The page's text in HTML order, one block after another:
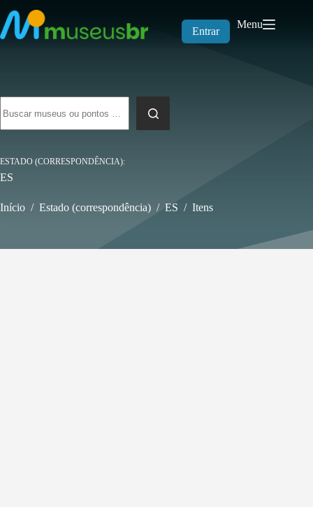
para
o
conteúdo
Entrar
Menu
resultados
ESTADO (CORRESPONDÊNCIA)
ES
Início / Estado (correspondência) / ES / Itens